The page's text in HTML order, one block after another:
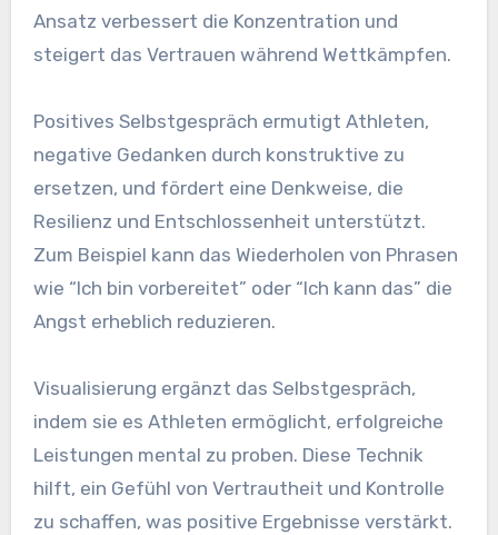
Ansatz verbessert die Konzentration und
steigert das Vertrauen während Wettkämpfen.
Positives Selbstgespräch ermutigt Athleten,
negative Gedanken durch konstruktive zu
ersetzen, und fördert eine Denkweise, die
Resilienz und Entschlossenheit unterstützt.
Zum Beispiel kann das Wiederholen von Phrasen
wie “Ich bin vorbereitet” oder “Ich kann das” die
Angst erheblich reduzieren.
Visualisierung ergänzt das Selbstgespräch,
indem sie es Athleten ermöglicht, erfolgreiche
Leistungen mental zu proben. Diese Technik
hilft, ein Gefühl von Vertrautheit und Kontrolle
zu schaffen, was positive Ergebnisse verstärkt.